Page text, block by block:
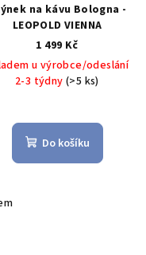
na kávu Bologna -
LEOPOLD VIENNA
1 499 Kč
u výrobce/odeslání
2-3 týdny(>5 ks)
Do košíku